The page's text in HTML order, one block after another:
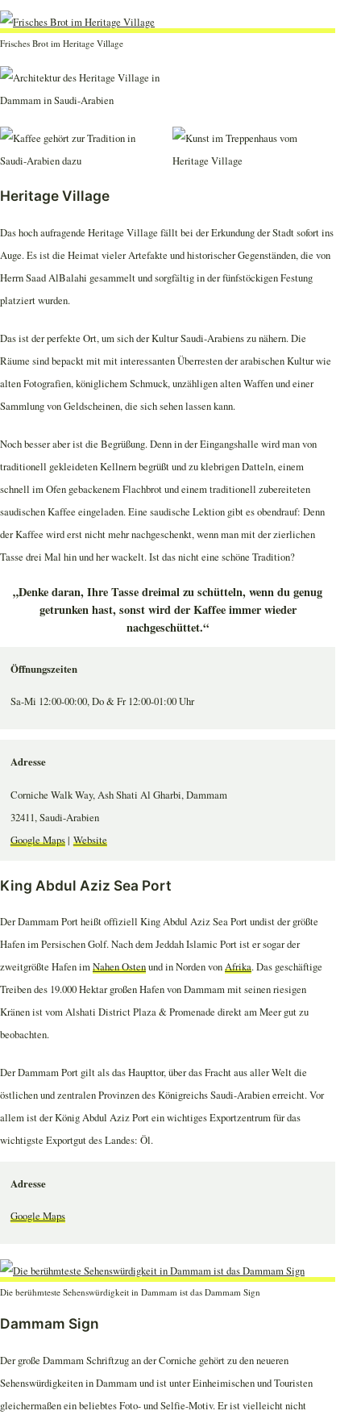
Frisches Brot im Heritage Village
Heritage Village
Das hoch aufragende Heritage Village fällt bei der Erkundung der Stadt sofort ins
Auge. Es ist die Heimat vieler Artefakte und historischer Gegenständen, die von
Herrn Saad AlBalahi gesammelt und sorgfältig in der fünfstöckigen Festung
platziert wurden.
Das ist der perfekte Ort, um sich der Kultur Saudi-Arabiens zu nähern. Die
Räume sind bepackt mit mit interessanten Überresten der arabischen Kultur wie
alten Fotografien, königlichem Schmuck, unzähligen alten Waffen und einer
Sammlung von Geldscheinen, die sich sehen lassen kann.
Noch besser aber ist die Begrüßung. Denn in der Eingangshalle wird man von
traditionell gekleideten Kellnern begrüßt und zu klebrigen Datteln, einem
schnell im Ofen gebackenem Flachbrot und einem traditionell zubereiteten
saudischen Kaffee eingeladen. Eine saudische Lektion gibt es obendrauf: Denn
der Kaffee wird erst nicht mehr nachgeschenkt, wenn man mit der zierlichen
Tasse drei Mal hin und her wackelt. Ist das nicht eine schöne Tradition?
„Denke daran, Ihre Tasse dreimal zu schütteln, wenn du genug
getrunken hast, sonst wird der Kaffee immer wieder
nachgeschüttet.“
Öffnungszeiten
Sa-Mi 12:00-00:00, Do & Fr 12:00-01:00 Uhr
Adresse
Corniche Walk Way, Ash Shati Al Gharbi, Dammam
32411, Saudi-Arabien
Google Maps| Website
King Abdul Aziz Sea Port
Der Dammam Port heißt offiziell King Abdul Aziz Sea Port undist der größte
Hafen im Persischen Golf. Nach dem Jeddah Islamic Port ist er sogar der
zweitgrößte Hafen imNahen Ostenund in Norden vonAfrika. Das geschäftige
Treiben des 19.000 Hektar großen Hafen von Dammam mit seinen riesigen
Kränen ist vom Alshati District Plaza & Promenade direkt am Meer gut zu
beobachten.
Der Dammam Port gilt als das Haupttor, über das Fracht aus aller Welt die
östlichen und zentralen Provinzen des Königreichs Saudi-Arabien erreicht. Vor
allem ist der König Abdul Aziz Port ein wichtiges Exportzentrum für das
wichtigste Exportgut des Landes: Öl.
Adresse
Google Maps
Die berühmteste Sehenswürdigkeit in Dammam ist das Dammam Sign
Dammam Sign
Der große Dammam Schriftzug an der Corniche gehört zu den neueren
Sehenswürdigkeiten in Dammam und ist unter Einheimischen und Touristen
gleichermaßen ein beliebtes Foto- und Selfie-Motiv. Er ist vielleicht nicht